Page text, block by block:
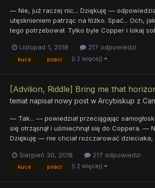
— Nie, już raczej nic... Dziękuję —
utęsknieniem patrząc na łóżko. Spać... Och,
tego potrzebował. Tylko byle Copper i lokaj
Listopad 1, 2018 217 odpowiedzi
kuce piraci (i 2 więcej)
[Advilion, Riddle] Bring me that
temat napisał nowy post w Arcybiskup z
— Tak... — powiedział przeciągając
się otrząsnął i uśmiechnął się do Coppera. —
Dziękuję — nie chciał rozczarować dzieciaka,
Sierpień 30, 2018 217 odpowiedzi
kuce piraci (i 2 więcej)